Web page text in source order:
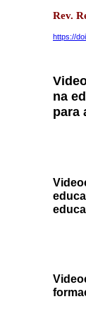
Rev.
https://
na
para